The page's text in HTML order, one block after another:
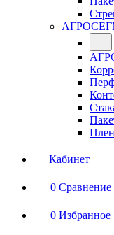
Кабинет
0 Сравнение
0 Избранное